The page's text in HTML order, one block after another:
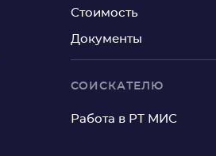
Стоимость
Документы
СОИСКАТЕЛЮ
Работа в РТ МИС